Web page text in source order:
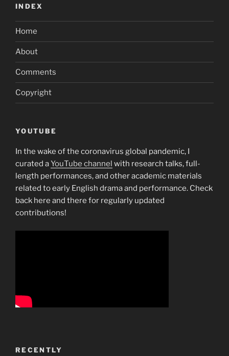
ORION
Shop
die
fur
INDEX
Home
About
Comments
Copyright
YOUTUBE
In the wake of the coronavirus global pandemic, I
curated aYouTube channel with research talks, full-
length performances, and other academic materials
related to early English drama and performance. Check
back here and there for regularly updated
contributions!
RECENTLY